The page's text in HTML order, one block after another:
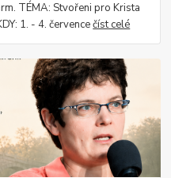
TÉMA: Stvořeni pro Krista
1. - 4. červencečíst celé